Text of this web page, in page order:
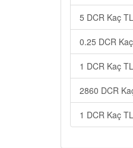
5 DCR Kaç
0.25 DCR
1 DCR Kaç
2860 DCR
1 DCR Kaç